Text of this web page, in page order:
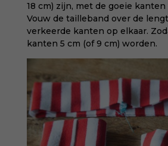
18 cm) zijn, met de goeie kanten
Vouw de tailleband over de
verkeerde kanten op elkaar.
kanten 5 cm (of 9 cm) worden.